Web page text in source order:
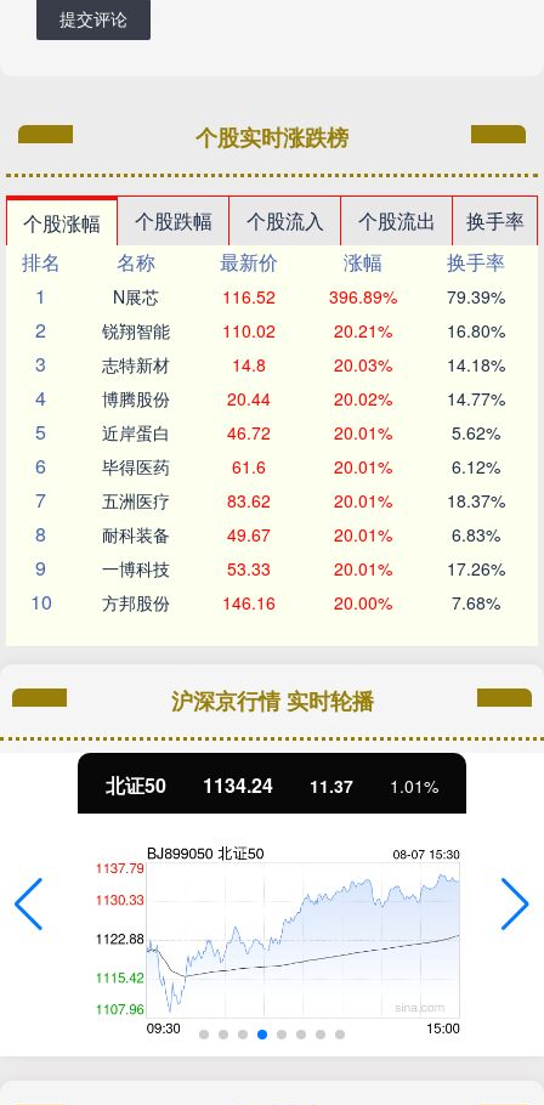
提交评论
个股实时涨跌榜
个股涨幅 个股跌幅 个股流入 个股流出
换手率
排名
名称 最新价 涨幅
换手率
1
N展芯 116.52 396.89% 79.39%
2 锐翔智能 110.02 20.21% 16.80%
3 志特新材 14.8 20.03% 14.18%
4 博腾股份 20.44 20.02% 14.77%
5 近岸蛋白 46.72 20.01% 5.62%
6 毕得医药 61.6 20.01% 6.12%
7 五洲医疗 83.62 20.01% 18.37%
8 耐科装备 49.67 20.01% 6.83%
9 一博科技 53.33 20.01% 17.26%
10 方邦股份 146.16 20.00% 7.68%
沪深京行情 实时轮播
北证50 1134.24 11.37 1.01%